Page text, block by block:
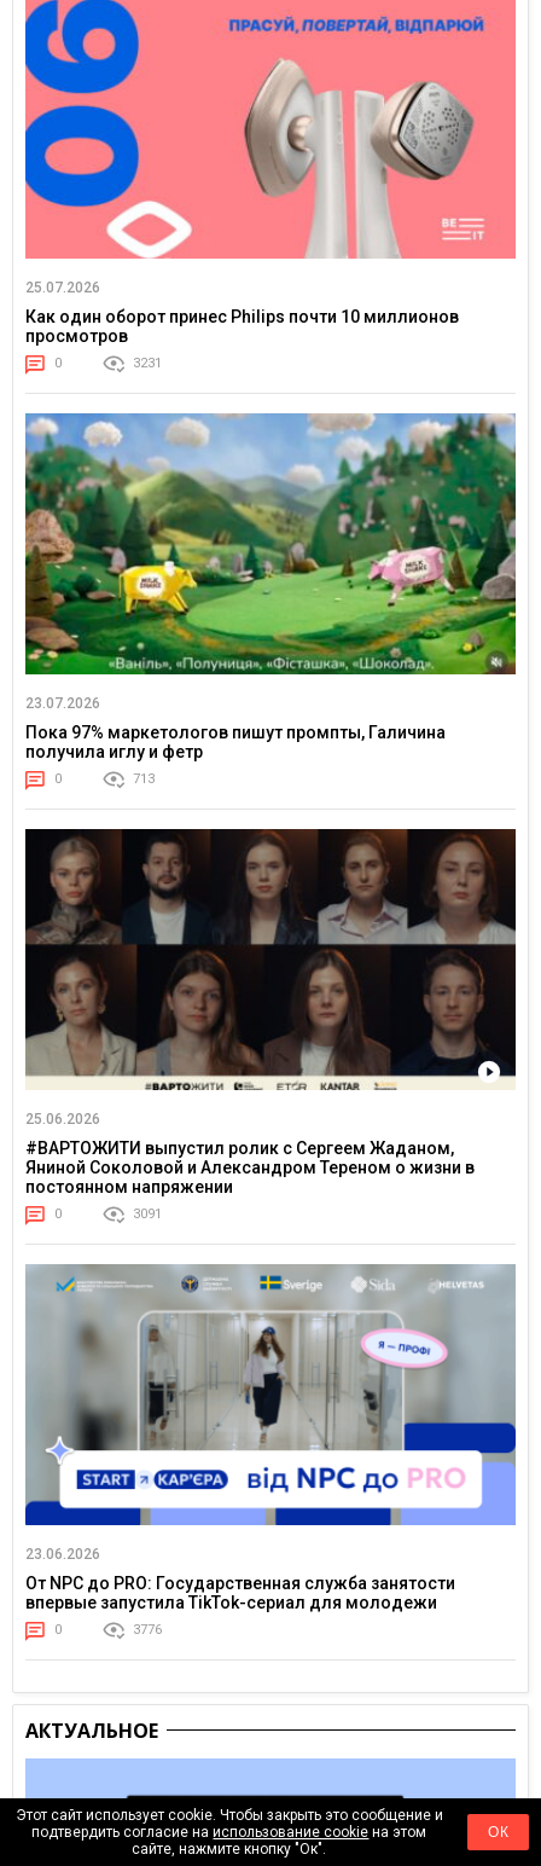
25.07.2026
Как один оборот принес Philips почти 10 миллионов
просмотров
0 3231
23.07.2026
Пока 97% маркетологов пишут промпты, Галичина
получила иглу и фетр
0 713
25.06.2026
#ВАРТОЖИТИ выпустил ролик с Сергеем Жаданом,
Яниной Соколовой и Александром Тереном о жизни в
постоянном напряжении
0 3091
23.06.2026
От NPC до PRO: Государственная служба занятости
впервые запустила TikTok-сериал для молодежи
0 3776
АКТУАЛЬНОЕ
Этот сайт использует cookie. Чтобы закрыть это сообщение и
подтвердить согласие наиспользование cookie на этом
сайте, нажмите кнопку "Ок".
ОК